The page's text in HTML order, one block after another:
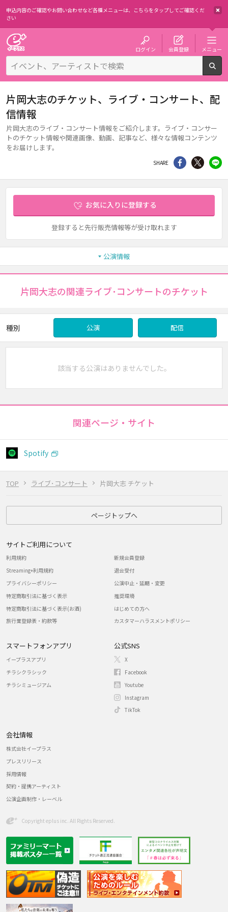
申込内容のご確認やお問い合わせなど各種メニューは、 こちらをタップしてご確認くだ
さい
ログイン 会員登録 メニュー
TOP ライブ･コンサート 片岡大志 チケット
片岡大志のチケット、ライブ・コンサート、配
信情報
片岡大志のライブ・コンサート情報をご紹介します。ライブ・コンサー
トのチケット情報や関連画像、動画、記事など、様々な情報コンテンツ
をお届けします。
SHARE シェア Twitter
お気に入りに登録する
登録すると先行販売情報等が受け取れます
公演情報
片岡大志の関連ライブ･コンサートのチケット
種別 公演 配信
該当する公演はありませんでした。
関連ページ・サイト
Spotify
ページトップへ
サイトご利用について
利用規約
Streaming+利用規約
プライバシーポリシー
特定商取引法に基づく表示
特定商取引法に基づく表示(お酒)
旅行業登録表・約款等
新規会員登録
退会受付
公演中止・延期・変更
推奨環境
はじめての方へ
カスタマーハラスメントポリシー
スマートフォンアプリ
イープラスアプリ
チラシクラシック
チラシミュージアム
公式SNS
X
Facebook
Youtube
Instagram
TikTok
会社情報
株式会社イープラス
プレスリリース
採用情報
契約・提携アーティスト
公演企画制作・レーベル
Copyright eplus inc. All Rights Reserved.